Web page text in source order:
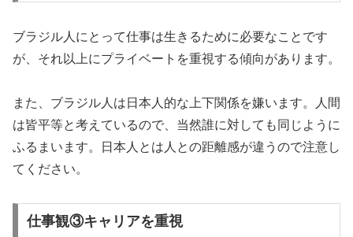
ブラジル人にとって仕事は生きるために必要なことです
が、それ以上にプライベートを重視する傾向があります。
また、ブラジル人は日本人的な上下関係を嫌います。人間
は皆平等と考えているので、当然誰に対しても同じように
ふるまいます。日本人とは人との距離感が違うので注意し
てください。
仕事観③キャリアを重視